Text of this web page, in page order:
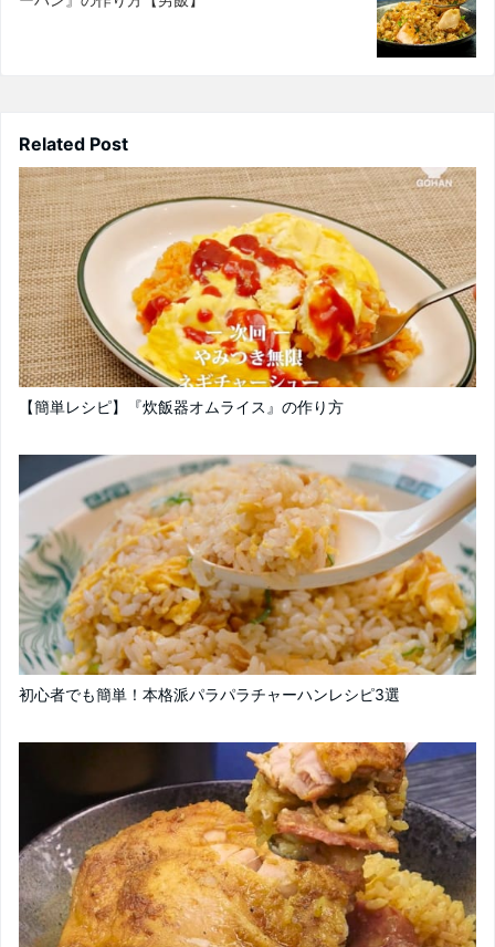
Related Post
【簡単レシピ】『炊飯器オムライス』の作り方
初心者でも簡単！本格派パラパラチャーハンレシピ3選